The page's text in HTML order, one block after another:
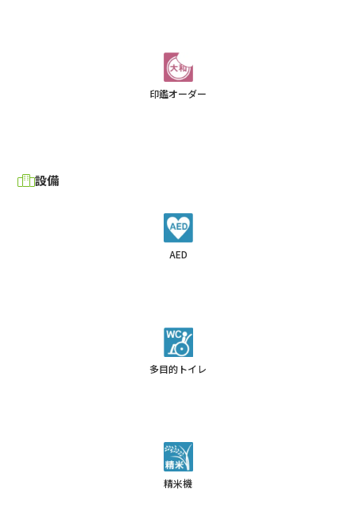
印鑑オーダー
設備
AED
多目的トイレ
精米機